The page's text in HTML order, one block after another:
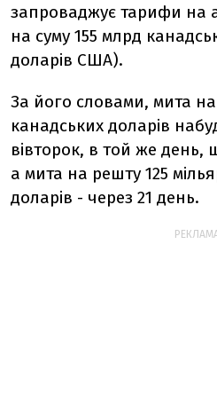
запроваджує тарифи на
на суму 155 млрд
доларів США).
За його словами, мита на
канадських доларів
вівторок, в той же день,
а мита на решту 125
доларів - через 21 день.